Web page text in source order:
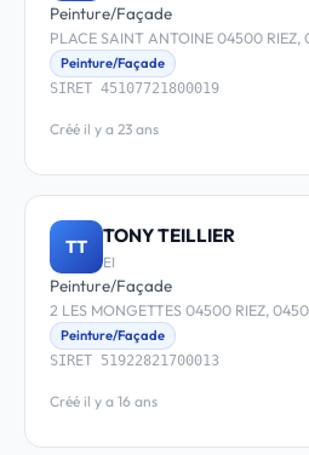
Peinture/Façade
PLACE SAINT ANTOINE 04500 RIEZ,
Peinture/Façade
SIRET 45107721800019
Créé il y a 23 ans
TT TONY TEILLIER
EI
Peinture/Façade
2 LES MONGETTES 04500 RIEZ,
Peinture/Façade
SIRET 51922821700013
Créé il y a 16 ans